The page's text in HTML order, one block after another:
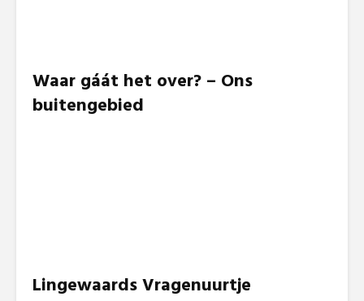
Waar gáát het over? – Ons
buitengebied
Lingewaards Vragenuurtje